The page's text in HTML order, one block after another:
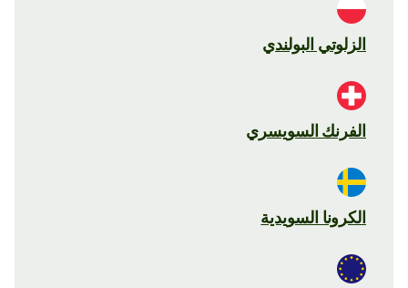
الزلوتي البولندي
الفرنك السويسري
الكرونا السويدية